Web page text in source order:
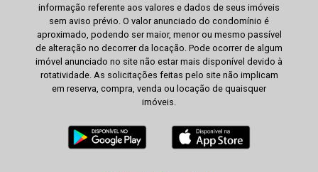
informação referente aos valores e dados de seus imóveis
sem aviso prévio. O valor anunciado do condomínio é
aproximado, podendo ser maior, menor ou mesmo passível
de alteração no decorrer da locação. Pode ocorrer de algum
imóvel anunciado no site não estar mais disponível devido à
rotatividade. As solicitações feitas pelo site não implicam
em reserva, compra, venda ou locação de quaisquer
imóveis.